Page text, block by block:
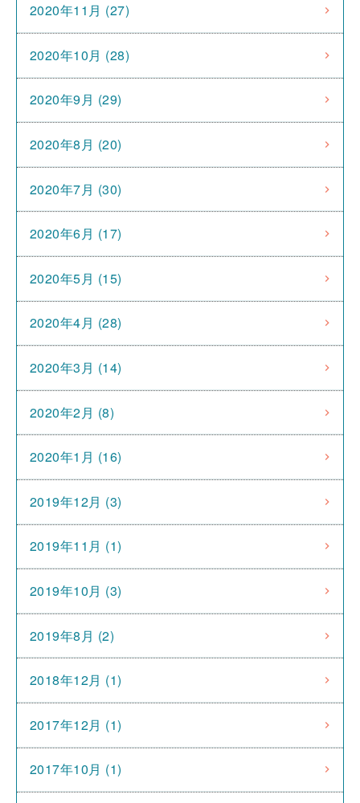
2020年11月 (27)
2020年10月 (28)
2020年9月 (29)
2020年8月 (20)
2020年7月 (30)
2020年6月 (17)
2020年5月 (15)
2020年4月 (28)
2020年3月 (14)
2020年2月 (8)
2020年1月 (16)
2019年12月 (3)
2019年11月 (1)
2019年10月 (3)
2019年8月 (2)
2018年12月 (1)
2017年12月 (1)
2017年10月 (1)